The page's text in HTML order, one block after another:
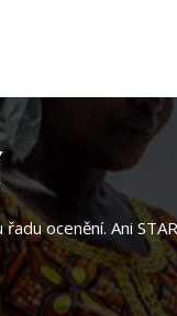
ocenění. Ani